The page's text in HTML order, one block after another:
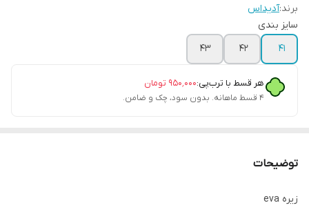
برند:آدیداس
سایز بندی
41
42
43
هر قسط با ترب‌پی:۹۵۰٬۰۰۰ تومان
۴ قسط ماهانه. بدون سود، چک و ضامن.
توضیحات
زیره eva